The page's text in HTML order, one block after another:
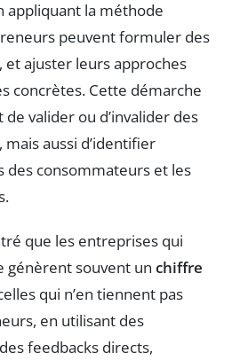
appliquant la méthode
peuvent formuler des
et ajuster leurs approches
concrètes. Cette démarche
valider ou d’invalider des
aussi d’identifier
des consommateurs et les
que les entreprises qui
souvent un chiffre
qui n’en tiennent pas
en utilisant des
feedbacks directs,